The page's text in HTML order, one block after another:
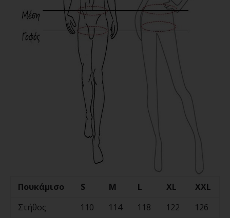
Πουκάμισο S M L XL
XXL
Στήθος
110 114 118 122
126